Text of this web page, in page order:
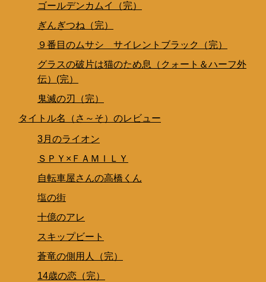
ゴールデンカムイ（完）
ぎんぎつね（完）
９番目のムサシ サイレントブラック（完）
グラスの破片は猫のため息（クォート＆ハーフ外
伝）(完）
鬼滅の刃（完）
タイトル名（さ～そ）のレビュー
3月のライオン
ＳＰＹ×ＦＡＭＩＬＹ
自転車屋さんの高橋くん
塩の街
十億のアレ
スキップビート
蒼竜の側用人（完）
14歳の恋（完）